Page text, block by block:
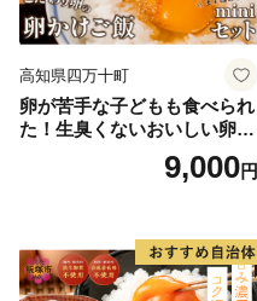
高知県四万十町
卵が苦手な子どもも食べられ
た！生臭くないおいしい卵を
味わう卵かけご飯ミニセット
(卵6個×2P、お米2合×1P、醤
9,000円